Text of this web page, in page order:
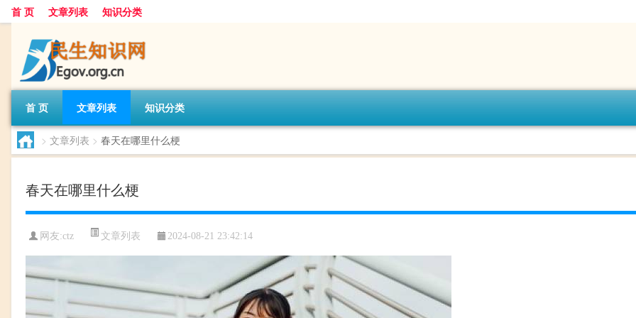
首 页 文章列表 知识分类
首 页 文章列表 知识分类
> 文章列表 > 春天在哪里什么梗
春天在哪里什么梗
网友:ctz 文章列表 2024-08-21 23:42:14